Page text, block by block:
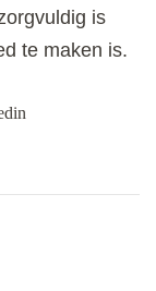
is
te maken is.